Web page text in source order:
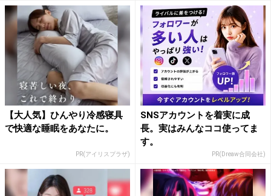
【大人気】ひんやり冷感寝具
で快適な睡眠をあなたに。
PR(アイリスプラザ)
SNSアカウントを着実に成
長。実はみんなココ使ってま
す。
PR(Dreaw合同会社)